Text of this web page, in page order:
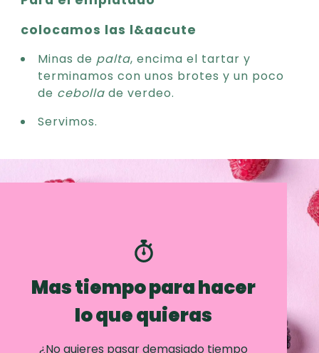
colocamos las l&aacute
Minas de palta, encima el tartar y
terminamos con unos brotes y un poco
de cebolla de verdeo.
Servimos.
Mas tiempo para hacer
lo que quieras
¿No quieres pasar demasiado tiempo